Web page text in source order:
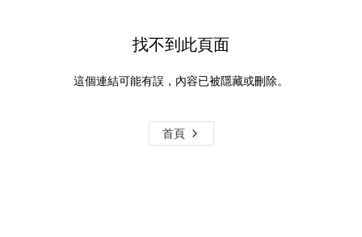
找不到此頁面
這個連結可能有誤，內容已被隱藏或刪除。
首頁